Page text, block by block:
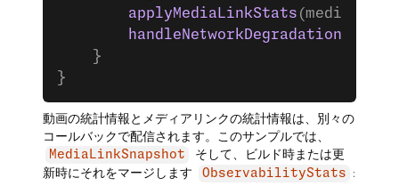
        applyMediaLinkStats
        handleNetworkDegradation
    }
}
動画の統計情報とメディアリンクの統計情報は、別々の
コールバックで配信されます。このサンプルでは、
MediaLinkSnapshot
そして、ビルド時または更
新時にそれをマージします
ObservabilityStats :